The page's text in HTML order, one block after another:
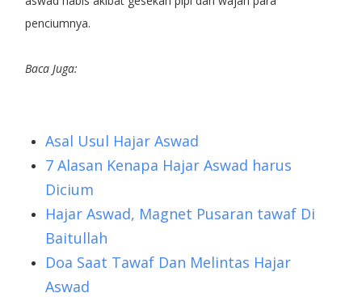
penciumnya.
Baca Juga:
Asal Usul Hajar Aswad
7 Alasan Kenapa Hajar Aswad harus
Dicium
Hajar Aswad, Magnet Pusaran tawaf Di
Baitullah
Doa Saat Tawaf Dan Melintas Hajar
Aswad